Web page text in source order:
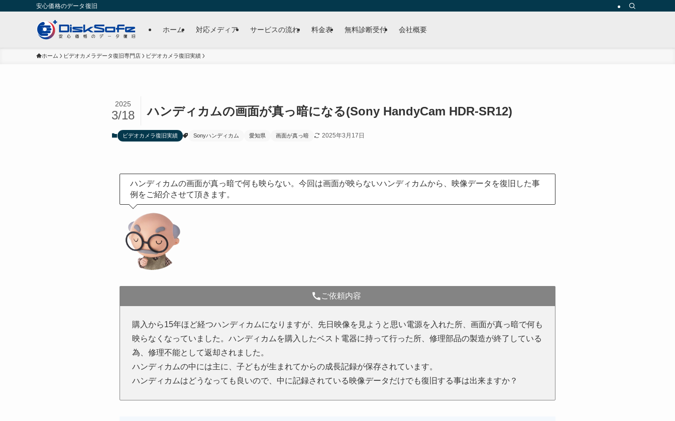
安心価格のデータ復旧
ホーム 対応メディア サービスの流れ 料金表 無料診断受付 会社概要
ホーム ビデオカメラデータ復旧専門店 ビデオカメラ復旧実績
ハンディカムの画面が真っ暗になる(Sony HandyCam HDR-SR12)
2025
3/18
ビデオカメラ復旧実績 Sonyハンディカム 愛知県 画面が真っ暗 2025年3月17日
ハンディカムの画面が真っ暗で何も映らない。今回は画面が映らないハンディカムから、映像データを復旧した事
例をご紹介させて頂きます。
ご依頼内容
購入から15年ほど経つハンディカムになりますが、先日映像を見ようと思い電源を入れた所、画面が真っ暗で何も
映らなくなっていました。ハンディカムを購入したベスト電器に持って行った所、修理部品の製造が終了している
為、修理不能として返却されました。
ハンディカムの中には主に、子どもが生まれてからの成長記録が保存されています。
ハンディカムはどうなっても良いので、中に記録されている映像データだけでも復旧する事は出来ますか？